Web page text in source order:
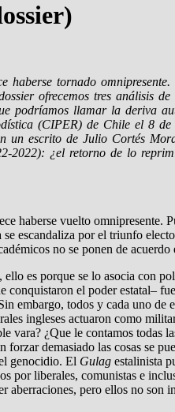
haberse tornado
ofrecemos tres análisis
podríamos llamar la deriva
(CIPER) de Chile el 8
un escrito de Julio Cortés
2022): ¿el retorno de lo
haberse vuelto omnipresente.
escandaliza por el triunfo
no se ponen de
ello es porque se lo asocia con
conquistaron el poder estatal–
embargo, todos y cada uno
ingleses actuaron como
vara? ¿Que le contamos todas
demasiado las cosas se
genocidio. El Gulag estalinista
por liberales, comunistas e
aberraciones, pero ellos no